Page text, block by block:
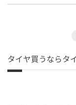
タイヤ買うならタ